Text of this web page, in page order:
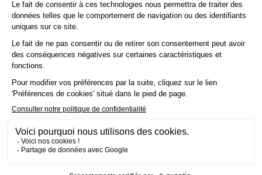
Profitez de la TVA réduite à 10% au lieu de 20%
Faites des économies grâce à la TVA réduite à 10 %
de 20 % en faisantposer votre parquet par un professionnel
laTVA réduite à 10 %s'applique non seulement sur le
bénéficier, vous devez être propriétaire, locataire ou
occupant à titre gratuit d'unlogement